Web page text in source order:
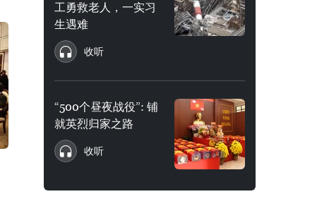
工勇救老人，一实习
生遇难
收听
“500个昼夜战役”: 铺
就英烈归家之路
收听